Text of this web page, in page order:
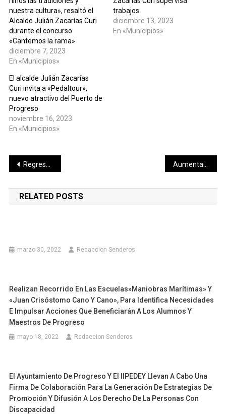
nuestra cultura», resaltó el
Alcalde Julián Zacarías Curi
durante el concurso
«Cantemos la rama»
diciembre 7, 2023
En «Municipios»
trabajos
diciembre 13, 2023
En «Municipios»
El alcalde Julián Zacarías
Curi invita a «Pedaltour»,
nuevo atractivo del Puerto de
Progreso
noviembre 16, 2023
En «Municipios»
Navegación
de
entradas
Regresan las “Noches de boxeo” a La Inalámbrica”
RELATED POSTS
marzo 30, 2022 Redaccion Senderos
Realizan Recorrido En Las Escuelas»Maniobras Marítimas» Y
«Juan Crisóstomo Cano Y Cano», Para Identifica Necesidades
E Impulsar Acciones Que Beneficiarán A Los Alumnos Y
Maestros De Progreso
mayo 18, 2022 Redaccion Senderos
El Ayuntamiento De Progreso Y El IIPEDEY Llevan A Cabo Una
Firma De Colaboración Para La Generación De Estrategias De
Promoción Y Difusión A Los Derecho De La Personas Con
Discapacidad